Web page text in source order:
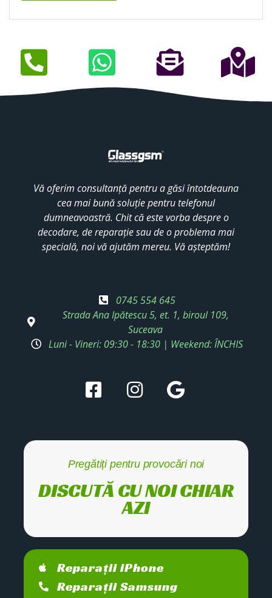
Vă oferim consultanță pentru a găsi întotdeauna
cea mai bună soluție pentru telefonul
dumneavoastră. Chit că este vorba despre o
decodare, de reparație sau de o problema mai
specială, noi vă ajutăm mereu. Vă așteptăm!
0745 554 645
Strada Ana Ipătescu 5, et. 1, biroul 109,
Suceava
Luni - Vineri: 09:30 - 18:30 | Weekend: ÎNCHIS
Pregătiți pentru provocări noi
DISCUTĂ CU NOI CHIAR
AZI
Reparații iPhone
Reparații Samsung